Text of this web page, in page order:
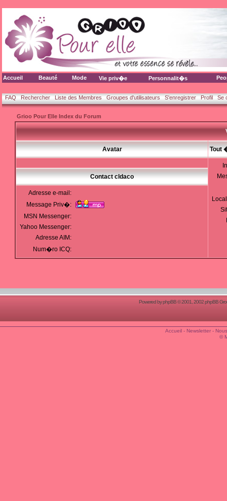
Accueil Beauté Mode Vie priv�e Personnalit�s
FAQ Rechercher Liste des Membres Groupes d'utilisateurs S'enregistrer Profil Se
Grioo Pour Elle Index du Forum
Avatar Tout
Contact cldaco
Adresse e-mail:
Message Priv�:
MSN Messenger:
Yahoo Messenger:
Adresse AIM:
Num�ro ICQ:
Powered byphpBB© 2001, 2002 phpBB
Accueil- Newsletter-
©